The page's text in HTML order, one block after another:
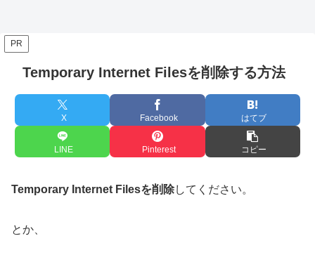
PR
Temporary Internet Filesを削除する方法
X Facebook はてブ
LINE Pinterest コピー
Temporary Internet Filesを削除してください。
とか、